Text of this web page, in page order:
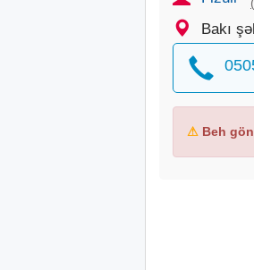
Bakı
⚠ Beh